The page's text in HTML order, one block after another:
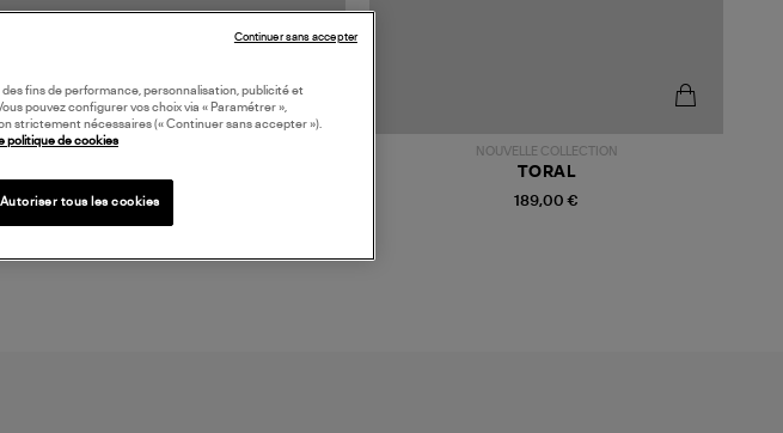
845,00 €
NOUVELLE COLLECTION
189,00 €
TORAL
fins de performance, personnalisation, publicité et
pouvez configurer vos choix via « Paramétrer »,
strictement nécessaires (« Continuer sans accepter »).
politique de cookies
Autoriser tous les cookies
Continuer sans accepter